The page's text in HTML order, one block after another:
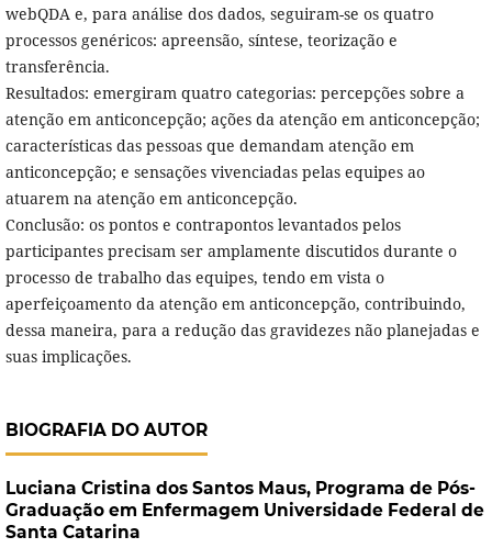
webQDA e, para análise dos dados, seguiram-se os quatro
processos genéricos: apreensão, síntese, teorização e
transferência.
Resultados: emergiram quatro categorias: percepções sobre a
atenção em anticoncepção; ações da atenção em anticoncepção;
características das pessoas que demandam atenção em
anticoncepção; e sensações vivenciadas pelas equipes ao
atuarem na atenção em anticoncepção.
Conclusão: os pontos e contrapontos levantados pelos
participantes precisam ser amplamente discutidos durante o
processo de trabalho das equipes, tendo em vista o
aperfeiçoamento da atenção em anticoncepção, contribuindo,
dessa maneira, para a redução das gravidezes não planejadas e
suas implicações.
BIOGRAFIA DO AUTOR
Luciana Cristina dos Santos Maus, Programa de Pós-
Graduação em Enfermagem Universidade Federal de
Santa Catarina